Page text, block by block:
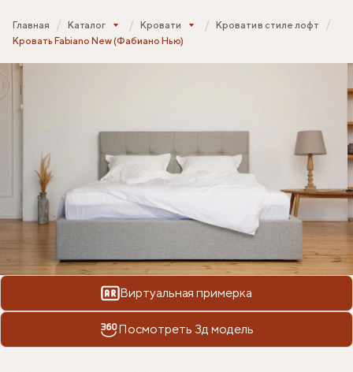
Главная Каталог Кровати
Кровати в стиле лофт
Кровать Fabiano New (Фабиано Нью)
Виртуальная примерка
Посмотреть 3д модель